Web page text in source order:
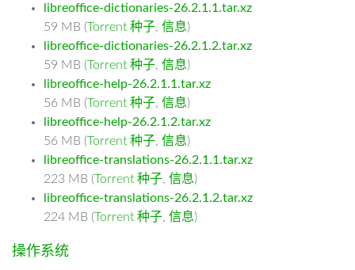
libreoffice-dictionaries-26.2.1.1.tar.xz
59 MB (Torrent 种子, 信息)
libreoffice-dictionaries-26.2.1.2.tar.xz
59 MB (Torrent 种子, 信息)
libreoffice-help-26.2.1.1.tar.xz
56 MB (Torrent 种子, 信息)
libreoffice-help-26.2.1.2.tar.xz
56 MB (Torrent 种子, 信息)
libreoffice-translations-26.2.1.1.tar.xz
223 MB (Torrent 种子, 信息)
libreoffice-translations-26.2.1.2.tar.xz
224 MB (Torrent 种子, 信息)
操作系统